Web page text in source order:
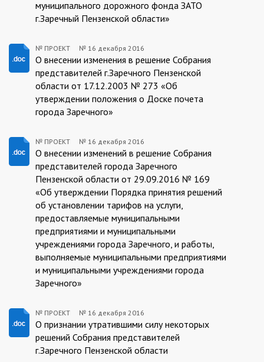
муниципального дорожного фонда ЗАТО
г.Заречный Пензенской области»
ПРОЕКТ:2016-
№ ПРОЕКТ № 16 декабря 2016
О внесении изменения в решение Собрания
представителей г.Заречного Пензенской
области от 17.12.2003 № 273 «Об
утверждении положения о Доске почета
города Заречного»
ПРОЕКТ:2016-
№ ПРОЕКТ № 16 декабря 2016
О внесении изменений в решение Собрания
представителей города Заречного
Пензенской области от 29.09.2016 № 169
«Об утверждении Порядка принятия решений
об установлении тарифов на услуги,
предоставляемые муниципальными
предприятиями и муниципальными
учреждениями города Заречного, и работы,
выполняемые муниципальными предприятиями
и муниципальными учреждениями города
Заречного»
ПРОЕКТ:2016-
№ ПРОЕКТ № 16 декабря 2016
О признании утратившими силу некоторых
решений Собрания представителей
г.Заречного Пензенской области